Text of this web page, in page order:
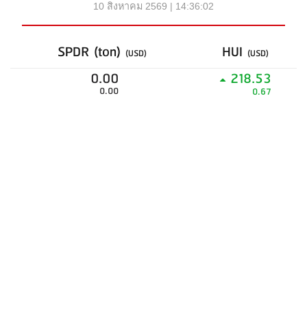
10 สิงหาคม 2569 | 14:36:02
SPDR (ton) (USD) HUI (USD)
0.00
0.00
218.53
0.67